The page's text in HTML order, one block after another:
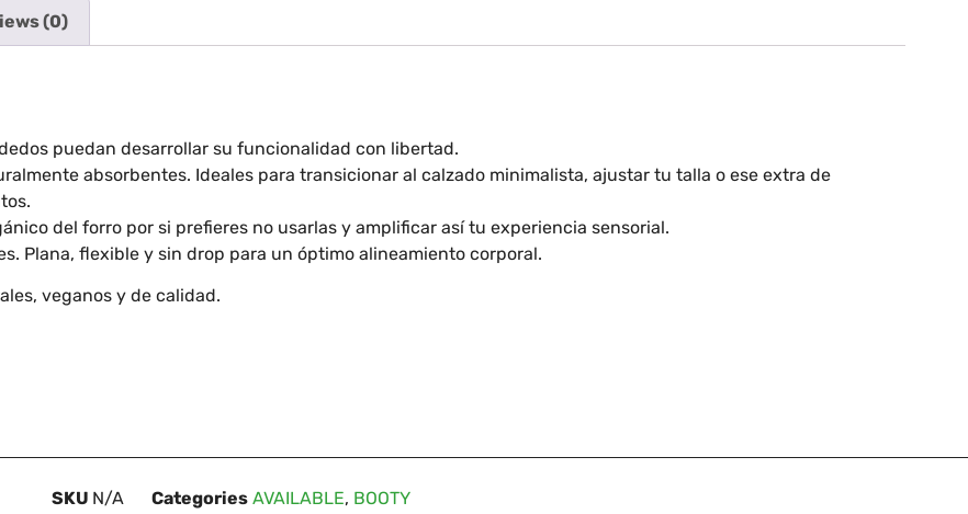
(0)
puedan desarrollar su funcionalidad con libertad.
absorbentes. Ideales para transicionar al calzado minimalista, ajustar tu talla o ese extra de
del forro por si prefieres no usarlas y amplificar así tu experiencia sensorial.
Plana, flexible y sin drop para un óptimo alineamiento corporal.
veganos y de calidad.
SKU N/A Categories AVAILABLE, BOOTY